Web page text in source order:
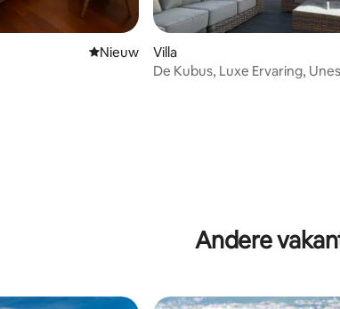
Nieuwe accommodatie
Nieuw
Villa
De Kubus, Luxe Ervaring,
Andere